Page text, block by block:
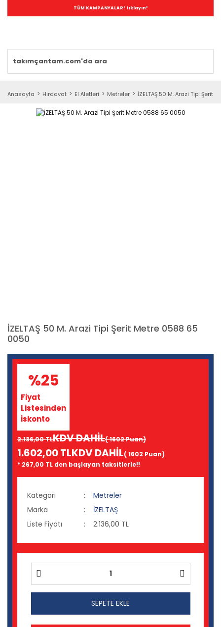
TÜM KAMPANYALAR! tıklayın!
Anasayfa Hırdavat El Aletleri Metreler İZELTAŞ 50 M. Arazi Tipi Şerit
İZELTAŞ 50 M. Arazi Tipi Şerit Metre 0588 65
0050
%25
Fiyat
Listesinden
İskonto
2.136,00 TLKDV DAHİL( 1602 Puan)
1.602,00 TLKDV DAHİL( 1602 Puan)
* 267,00 TL den başlayan taksitlerle!!
Kategori
Metreler
Marka
İZELTAŞ
Liste Fiyatı
2.136,00 TL
SEPETE EKLE